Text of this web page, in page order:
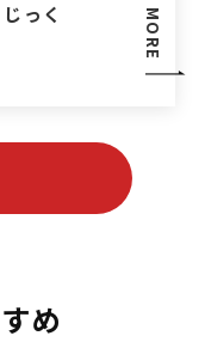
MORE
っく
め